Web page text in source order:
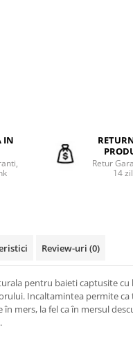
IN
Retur
14
Review-uri (0)
pentru baieti captusite cu
Incaltamintea permite
în mers, la fel ca în mersul